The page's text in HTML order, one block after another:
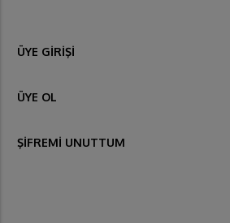
ÜYE GİRİŞİ
ÜYE OL
ŞİFREMİ UNUTTUM